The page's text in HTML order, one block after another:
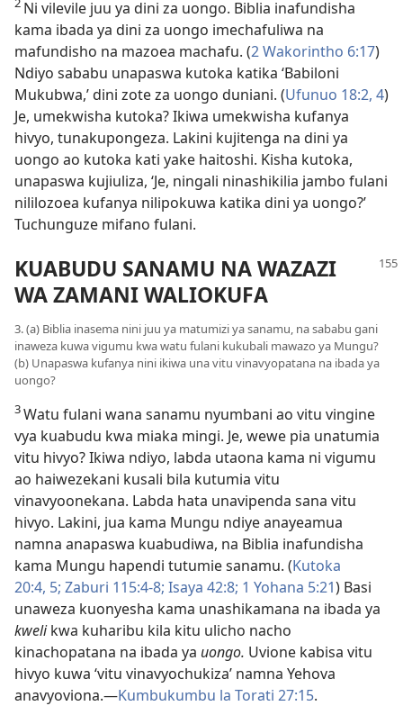
Ni vilevile juu ya dini za uongo. Biblia inafundisha
kama ibada ya dini za uongo imechafuliwa na
mafundisho na mazoea machafu. (2 Wakorintho 6:17)
Ndiyo sababu unapaswa kutoka katika ‘Babiloni
Mukubwa,’ dini zote za uongo duniani. (Ufunuo 18:2, 4)
Je, umekwisha kutoka? Ikiwa umekwisha kufanya
hivyo, tunakupongeza. Lakini kujitenga na dini ya
uongo ao kutoka kati yake haitoshi. Kisha kutoka,
unapaswa kujiuliza, ‘Je, ningali ninashikilia jambo fulani
nililozoea kufanya nilipokuwa katika dini ya uongo?’
Tuchunguze mifano fulani.
KUABUDU SANAMU NA WAZAZI
WA ZAMANI WALIOKUFA
3. (a) Biblia inasema nini juu ya matumizi ya sanamu, na sababu gani
inaweza kuwa vigumu kwa watu fulani kukubali mawazo ya Mungu?
(b) Unapaswa kufanya nini ikiwa una vitu vinavyopatana na ibada ya
uongo?
3Watu fulani wana sanamu nyumbani ao vitu vingine
vya kuabudu kwa miaka mingi. Je, wewe pia unatumia
vitu hivyo? Ikiwa ndiyo, labda utaona kama ni vigumu
ao haiwezekani kusali bila kutumia vitu
vinavyoonekana. Labda hata unavipenda sana vitu
hivyo. Lakini, jua kama Mungu ndiye anayeamua
namna anapaswa kuabudiwa, na Biblia inafundisha
kama Mungu hapendi tutumie sanamu. (Kutoka
20:4, 5; Zaburi 115:4-8; Isaya 42:8; 1 Yohana 5:21) Basi
unaweza kuonyesha kama unashikamana na ibada ya
kwelikwa kuharibu kila kitu ulicho nacho
kinachopatana na ibada ya uongo. Uvione kabisa vitu
hivyo kuwa ‘vitu vinavyochukiza’ namna Yehova
anavyoviona.​—Kumbukumbu la Torati 27:15.